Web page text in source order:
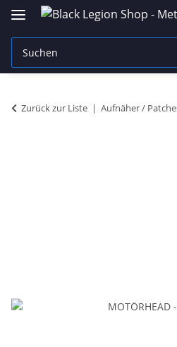
Zurück zur Liste Aufnäher /